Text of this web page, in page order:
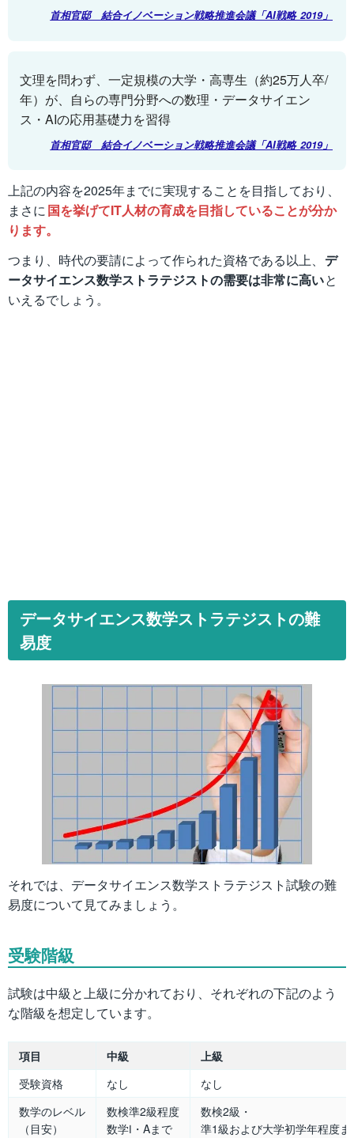
首相官邸 結合イノベーション戦略推進会議「AI戦略 2019」
文理を問わず、一定規模の大学・高専生（約25万人卒/
年）が、自らの専門分野への数理・データサイエン
ス・AIの応用基礎力を習得
首相官邸 結合イノベーション戦略推進会議「AI戦略 2019」
上記の内容を2025年までに実現することを目指しており、
まさに国を挙げてIT人材の育成を目指していることが分か
ります。
つまり、時代の要請によって作られた資格である以上、 デ
ータサイエンス数学ストラテジストの需要は非常に高いと
いえるでしょう。
データサイエンス数学ストラテジストの難
易度
それでは、データサイエンス数学ストラテジスト試験の難
易度について見てみましょう。
受験階級
試験は中級と上級に分かれており、それぞれの下記のよう
な階級を想定しています。
項目 中級
上級
受験資格
なし
なし
数学のレベル
（目安）
数検準2級程度
数学Ⅰ・Aまで
数検2級・
準1級および大学初学年程度ま